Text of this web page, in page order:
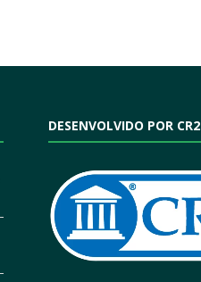
DESENVOLVIDO POR CR2